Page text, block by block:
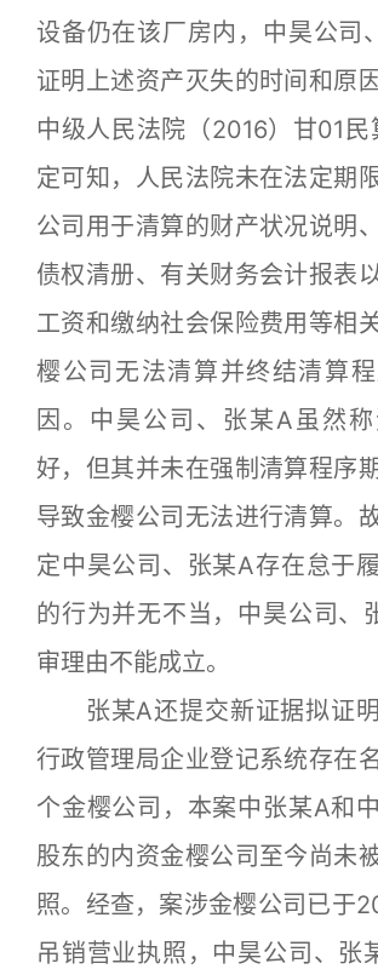
设备仍在该厂房内，中昊公司
证明上述资产灭失的时间和原
中级人民法院（2016）甘01民
定可知，人民法院未在法定期
公司用于清算的财产状况说明
债权清册、有关财务会计报表
工资和缴纳社会保险费用等相
樱公司无法清算并终结清算
因。中昊公司、张某A虽然
好，但其并未在强制清算程序
导致金樱公司无法进行清算。
定中昊公司、张某A存在怠于
的行为并无不当，中昊公司、
审理由不能成立。
张某A还提交新证据拟证明
行政管理局企业登记系统存在
个金樱公司，本案中张某A和
股东的内资金樱公司至今尚未
照。经查，案涉金樱公司已于
吊销营业执照，中昊公司、张